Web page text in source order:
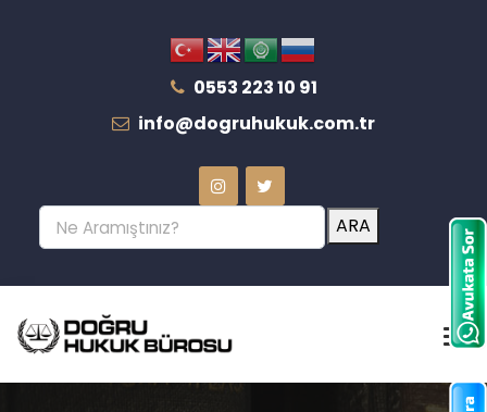
0553 223 10 91
info@dogruhukuk.com.tr
ARA